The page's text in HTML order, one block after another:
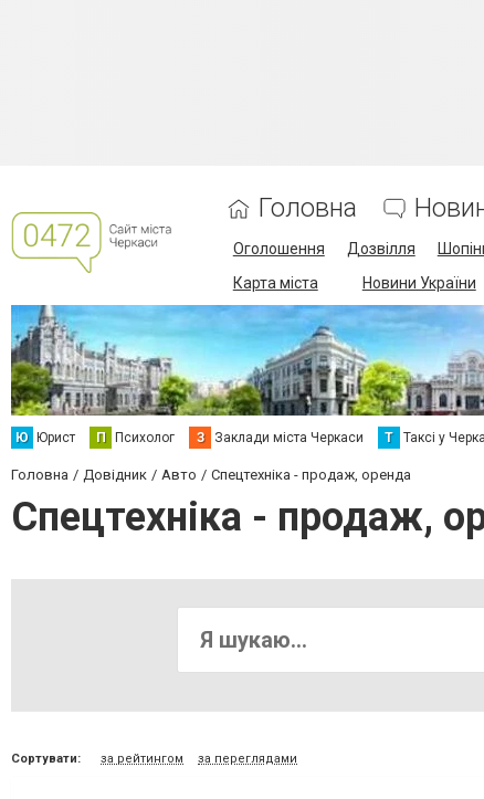
Головна
Оголошення Дозвілля
Карта міста
Новини України
Ю Юрист П Психолог З Заклади міста Черкаси Т Таксі у
Головна Довідник Авто Спецтехніка - продаж, оренда
Спецтехніка - продаж,
Сортувати: за рейтингом за переглядами